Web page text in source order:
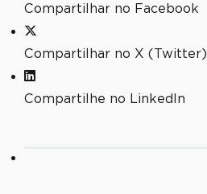
Compartilhar no Facebook
Compartilhar no X (Twitter)
Compartilhe no LinkedIn